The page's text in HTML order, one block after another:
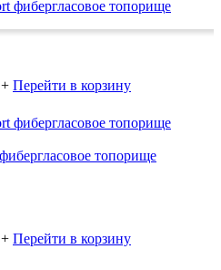
+ Перейти в корзину
топорище
+ Перейти в корзину